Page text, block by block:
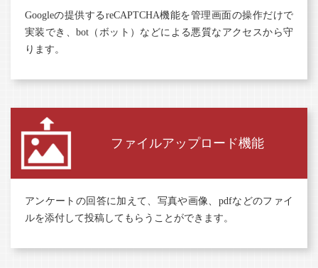
Googleの提供するreCAPTCHA機能を管理画面の操作だけで
実装でき、bot（ボット）などによる悪質なアクセスから守
ります。
ファイルアップロード機能
アンケートの回答に加えて、写真や画像、pdfなどのファイ
ルを添付して投稿してもらうことができます。